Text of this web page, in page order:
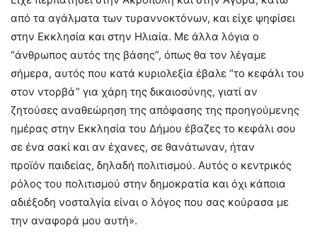
από τα αγάλματα των τυραννοκτόνων, και είχε ψηφίσει
στην Εκκλησία και στην Ηλιαία. Με άλλα λόγια ο
“άνθρωπος αυτός της βάσης”, όπως θα τον λέγαμε
σήμερα, αυτός που κατά κυριολεξία έβαλε “το κεφάλι του
στον ντορβά” για χάρη της δικαιοσύνης, γιατί αν
ζητούσες αναθεώρηση της απόφασης της προηγούμενης
ημέρας στην Εκκλησία του Δήμου έβαζες το κεφάλι σου
σε ένα σακί και αν έχανες, σε θανάτωναν, ήταν
προϊόν παιδείας, δηλαδή πολιτισμού. Αυτός ο κεντρικός
ρόλος του πολιτισμού στην δημοκρατία και όχι κάποια
αδιέξοδη νοσταλγία είναι ο λόγος που σας κούρασα με
την αναφορά μου αυτή».